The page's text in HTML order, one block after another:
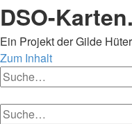
DSO-
Ein Projekt der Gilde
Zum Inhalt